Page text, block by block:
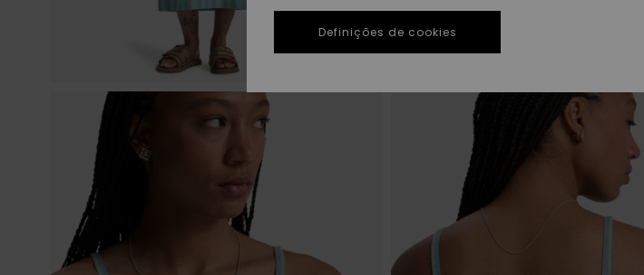
Definições de cookies